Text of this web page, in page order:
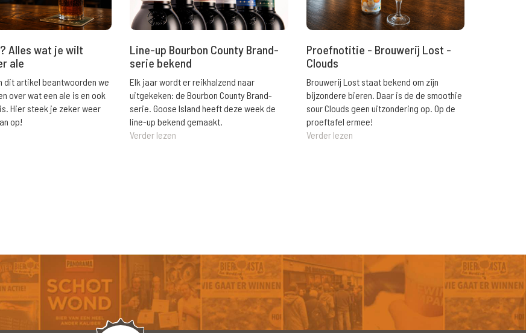
Alles wat je wilt
ale
dit artikel beantwoorden we
over wat een ale is en ook
Hier steek je zeker weer
op!
Line-up Bourbon County Brand-
serie bekend
Elk jaar wordt er reikhalzend naar
uitgekeken: de Bourbon County Brand-
serie. Goose Island heeft deze week de
line-up bekend gemaakt.
Verder lezen
Proefnotitie - Brouwerij Lost -
Clouds
Brouwerij Lost staat bekend om zijn
bijzondere bieren. Daar is de de smoothie
sour Clouds geen uitzondering op. Op de
proeftafel ermee!
Verder lezen